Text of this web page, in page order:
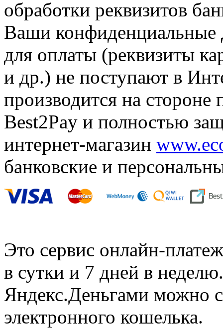
обработки реквизитов
Ваши конфиденциальные
для оплаты (реквизиты
и др.) не поступают в
производится на стороне
Best2Pay и полностью
интернет-магазин
банковские и
Это сервис онлайн-
в сутки и 7 дней в
Яндекс.Деньгами можно
электронного кошелька.